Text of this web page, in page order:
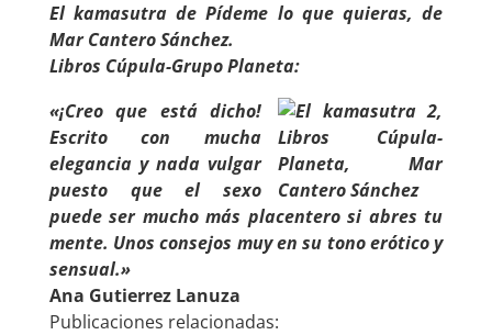
El kamasutra de Pídeme lo que quieras, de
Mar Cantero Sánchez.
Libros Cúpula-Grupo Planeta:
«¡Creo que está dicho!
Escrito con mucha
elegancia y nada vulgar
puesto que el sexo
puede ser mucho más placentero si abres tu
mente. Unos consejos muy en su tono erótico y
sensual.»
Ana Gutierrez Lanuza
Publicaciones relacionadas: